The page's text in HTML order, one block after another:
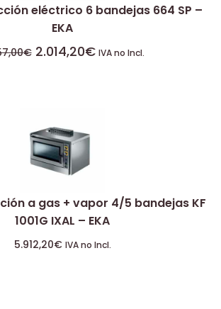
eléctrico 6 bandejas 664 SP –
EKA
€ 2.014,20€ IVA no Incl.
a gas + vapor 4/5 bandejas KF
1001G IXAL – EKA
5.912,20€ IVA no Incl.